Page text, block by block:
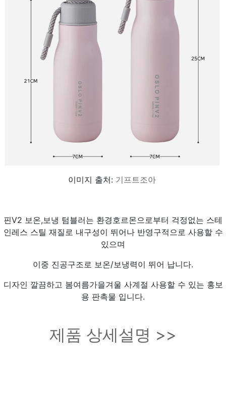
이미지 출처: 기프트조아
핀V2 보온,보냉 텀블러는 환경호르몬으로부터 걱정없는 스테
인레스 스틸 재질로 내구성이 뛰어나 반영구적으로 사용할 수
있으며
이중 진공구조로 보온/보냉력이 뛰어 납니다.
디자인 깔끔하고 봄여름가을겨울 사계절 사용할 수 있는 홍보
용 판촉물 입니다.
제품 상세설명 >>